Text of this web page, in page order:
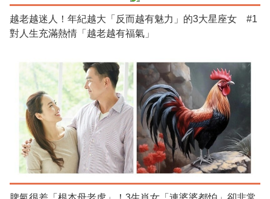
越老越迷人！年紀越大「反而越有魅力」的3大星座女 #1
對人生充滿熱情「越老越有福氣」